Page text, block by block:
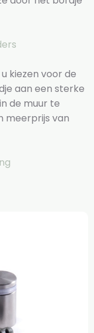
kiezen voor de
aan een sterke
de muur te
meerprijs van